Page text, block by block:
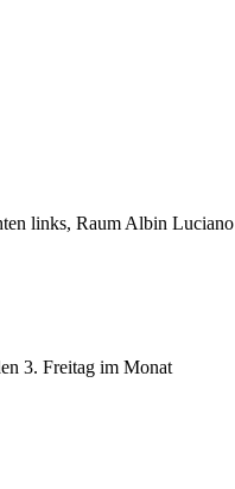
links, Raum Albin Luciano
3. Freitag im Monat